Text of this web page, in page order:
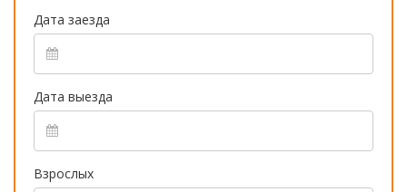
Дата заезда
Дата выезда
Взрослых